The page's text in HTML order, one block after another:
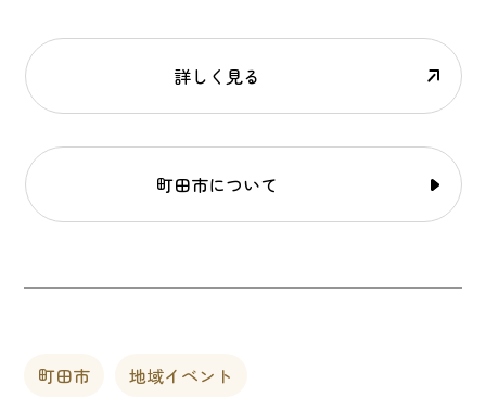
詳しく見る
町田市について
町田市 地域イベント